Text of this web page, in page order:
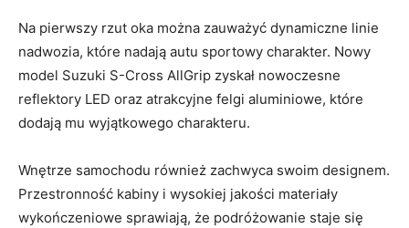
Na pierwszy rzut oka można zauważyć dynamiczne linie
nadwozia, które nadają autu sportowy charakter. Nowy
model Suzuki S-Cross AllGrip zyskał nowoczesne
reflektory LED oraz atrakcyjne ‍felgi‌ aluminiowe, które⁢
dodają mu‍ wyjątkowego charakteru.
Wnętrze samochodu również⁢ zachwyca swoim designem.
Przestronność ‌kabiny i wysokiej jakości materiały
wykończeniowe sprawiają, że podróżowanie staje się